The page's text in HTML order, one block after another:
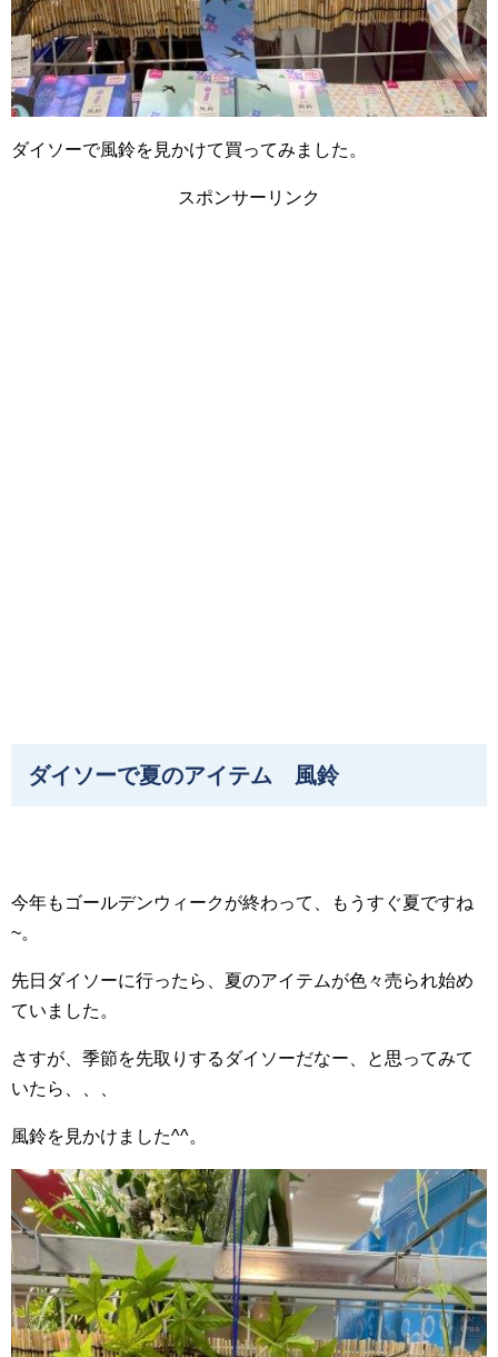
ダイソーで風鈴を見かけて買ってみました。
スポンサーリンク
ダイソーで夏のアイテム 風鈴
今年もゴールデンウィークが終わって、もうすぐ夏ですね
~。
先日ダイソーに行ったら、夏のアイテムが色々売られ始め
ていました。
さすが、季節を先取りするダイソーだなー、と思ってみて
いたら、、、
風鈴を見かけました^^。